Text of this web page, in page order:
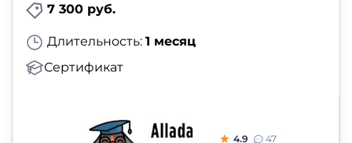
7 300 руб.
Длительность: 1 месяц
Сертификат
4.9 47